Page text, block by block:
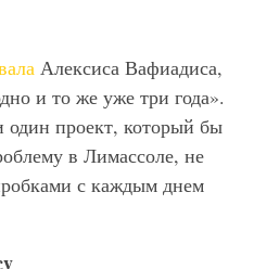
Алексиса Вафиадиса,
и то же уже три года».
один проект, который бы
в Лимассоле, не
с каждым днем